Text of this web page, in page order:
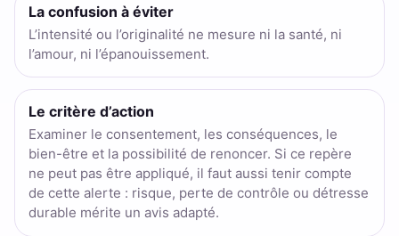
La confusion à éviter
L’intensité ou l’originalité ne mesure ni la santé, ni
l’amour, ni l’épanouissement.
Le critère d’action
Examiner le consentement, les conséquences, le
bien-être et la possibilité de renoncer. Si ce repère
ne peut pas être appliqué, il faut aussi tenir compte
de cette alerte : risque, perte de contrôle ou détresse
durable mérite un avis adapté.